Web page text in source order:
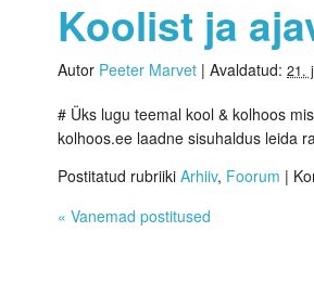
Koolist ja
Autor Peeter Marvet |Avaldatud:21.
# Üks lugu teemal kool & kolhoos
kolhoos.ee laadne sisuhaldus leida
Postitatud rubriikiArhiiv, Foorum |
« Vanemad postitused